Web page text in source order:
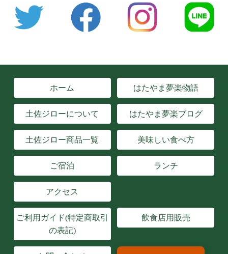
ホーム はたやま夢楽物語
土佐ジローについて はたやま夢楽ブログ
土佐ジロー商品一覧 美味しい食べ方
ご宿泊 ランチ
アクセス
ご利用ガイド(特定商取引
の表記)
飲食店用販売